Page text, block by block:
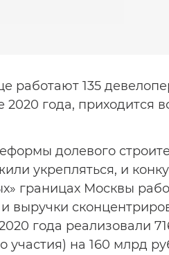
работают 135
2020 года, приходится
долевого
укрепляться, и
границах Москвы
выручки
года реализовали
участия) на 160 млрд